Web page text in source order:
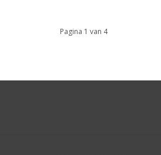
Pagina 1 van 4